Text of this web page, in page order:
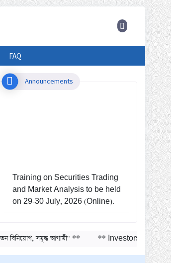
FAQ
Announcements
and Market Analysis to be held
on 29-30 July, 2026 (Online).
Training on Risk Management
in Capital Market to be held on
সমৃদ্ধ আগামী" ** ** Investors' Training